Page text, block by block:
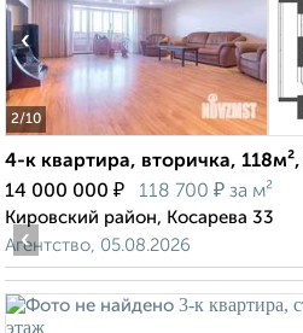
2/10
‹
4-к квартира, вторичка,
14 000 000 ₽ 118 700 ₽ за м²
Кировский район, Косарева 33
Агентство, 05.08.2026
‹